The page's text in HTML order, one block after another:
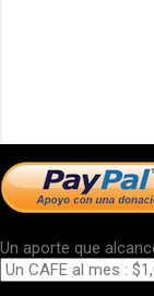
Un aporte que